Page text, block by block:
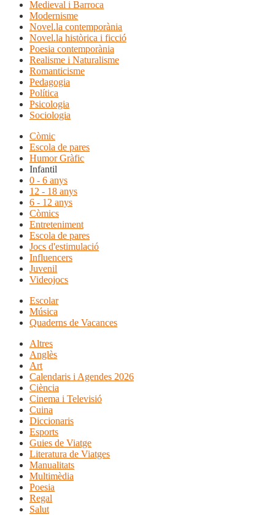
Medieval i Barroca
Modernisme
Novel.la contemporània
Novel.la històrica i ficció
Poesia contemporània
Realisme i Naturalisme
Romanticisme
Pedagogia
Política
Psicologia
Sociologia
Còmic
Escola de pares
Humor Gràfic
Infantil
0 - 6 anys
12 - 18 anys
6 - 12 anys
Còmics
Entreteniment
Escola de pares
Jocs d'estimulació
Influencers
Juvenil
Videojocs
Escolar
Música
Quaderns de Vacances
Altres
Anglès
Art
Calendaris i Agendes 2026
Ciència
Cinema i Televisió
Cuina
Diccionaris
Esports
Guies de Viatge
Literatura de Viatges
Manualitats
Multimèdia
Poesia
Regal
Salut